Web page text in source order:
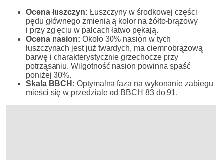
Ocena łuszczyn: Łuszczyny w środkowej części
pędu głównego zmieniają kolor na żółto-brązowy
i przy zgięciu w palcach łatwo pękają.
Ocena nasion: Około 30% nasion w tych
łuszczynach jest już twardych, ma ciemnobrązową
barwę i charakterystycznie grzechocze przy
potrząsaniu. Wilgotność nasion powinna spaść
poniżej 30%.
Skala BBCH: Optymalna faza na wykonanie zabiegu
mieści się w przedziale od BBCH 83 do 91.